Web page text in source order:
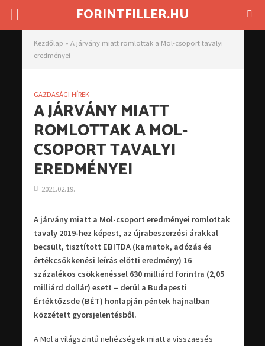
FORINTFILLER.HU
Kezdőlap » A járvány miatt romlottak a Mol-csoport tavalyi
eredményei
GAZDASÁGI HÍREK
A JÁRVÁNY MIATT
ROMLOTTAK A MOL-
CSOPORT TAVALYI
EREDMÉNYEI
2021.02.19.
A járvány miatt a Mol-csoport eredményei romlottak
tavaly 2019-hez képest, az újrabeszerzési árakkal
becsült, tisztított EBITDA (kamatok, adózás és
értékcsökkenési leírás előtti eredmény) 16
százalékos csökkenéssel 630 milliárd forintra (2,05
milliárd dollár) esett – derül a Budapesti
Értéktőzsde (BÉT) honlapján péntek hajnalban
közzétett gyorsjelentésből.
A Mol a világszintű nehézségek miatt a visszaesés